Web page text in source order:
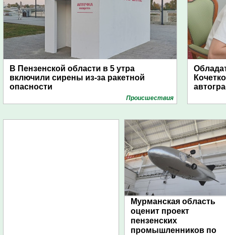
В Пензенской области в 5 утра
включили сирены из-за ракетной
опасности
Проиcшествия
Мурманская область
оценит проект
пензенских
промышленников по